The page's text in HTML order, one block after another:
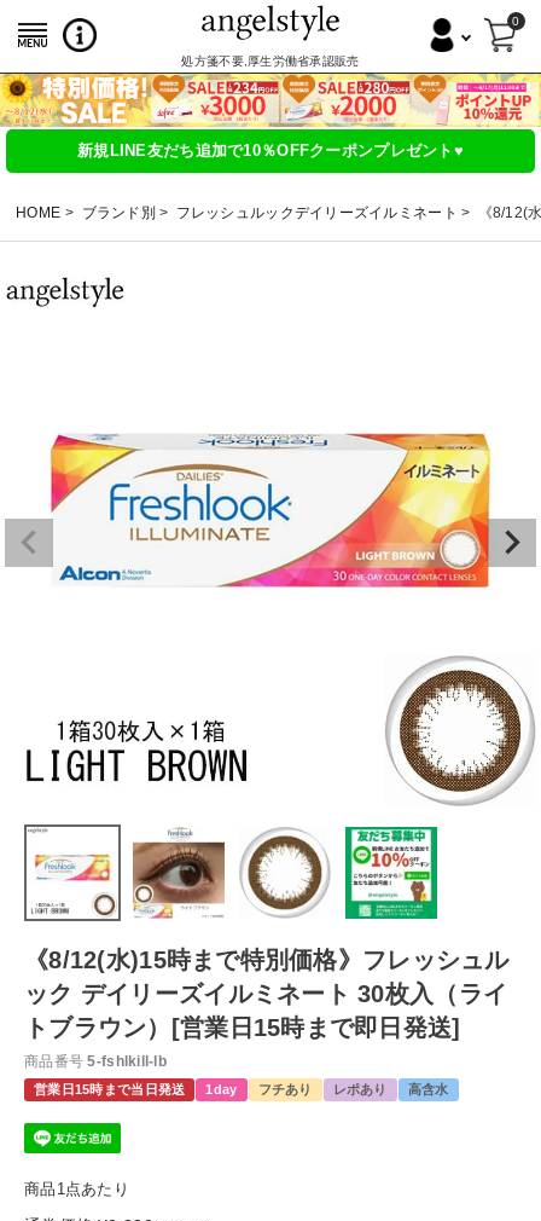
処方箋不要,厚生労働省承認販売
0
新規LINE友だち追加で10％OFFクーポンプレゼント♥
HOME ブランド別 フレッシュルックデイリーズイルミネート 《8/12(
《8/12(水)15時まで特別価格》フレッシュル
ック デイリーズイルミネート 30枚入（ライ
トブラウン）[営業日15時まで即日発送]
商品番号 5-fshlkill-lb
営業日15時まで当日発送 1day フチあり レポあり 高含水
商品1点あたり